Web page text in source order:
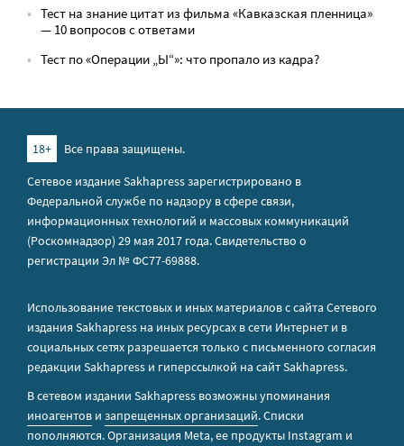
Тест на знание цитат из фильма «Кавказская пленница»
— 10 вопросов с ответами
Тест по «Операции „Ы“»: что пропало из кадра?
18+
Все права защищены.
Сетевое издание Sakhapress зарегистрировано в
Федеральной службе по надзору в сфере связи,
информационных технологий и массовых коммуникаций
(Роскомнадзор) 29 мая 2017 года. Свидетельство о
регистрации Эл № ФС77-69888.
Использование текстовых и иных материалов с сайта Сетевого
издания Sakhapress на иных ресурсах в сети Интернет и в
социальных сетях разрешается только с письменного согласия
редакции Sakhapress и гиперссылкой на сайт Sakhapress.
В сетевом издании Sakhapress возможны упоминания
иноагентов и запрещенных организаций. Списки
пополняются. Организация Metа, ее продукты Instagram и